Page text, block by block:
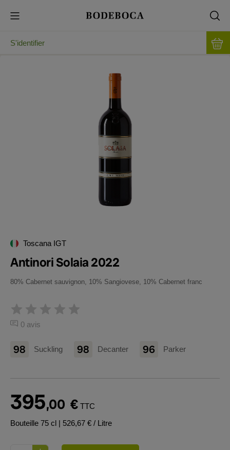
S'identifier
Toscana IGT
Antinori Solaia 2022
80% Cabernet sauvignon, 10% Sangiovese, 10% Cabernet franc
0 avis
98 Suckling 98 Decanter 96 Parker
395,00 € TTC
Bouteille 75 cl | 526,67 € / Litre